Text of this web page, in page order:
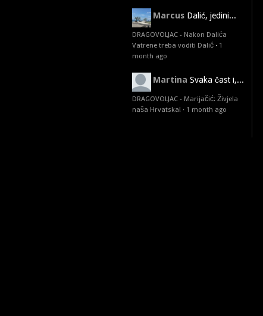
Marcus Dalić, jedini...
DRAGOVOLJAC - Nakon Dalića
Vatrene treba voditi Dalić · 1
month ago
Martina Svaka čast i,...
DRAGOVOLJAC - Marijačić: Živjela
naša Hrvatska! · 1 month ago